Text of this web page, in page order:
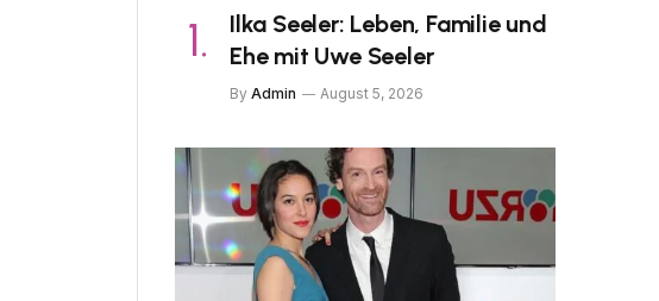
Ilka Seeler: Leben, Familie und
Ehe mit Uwe Seeler
By Admin August 5, 2026